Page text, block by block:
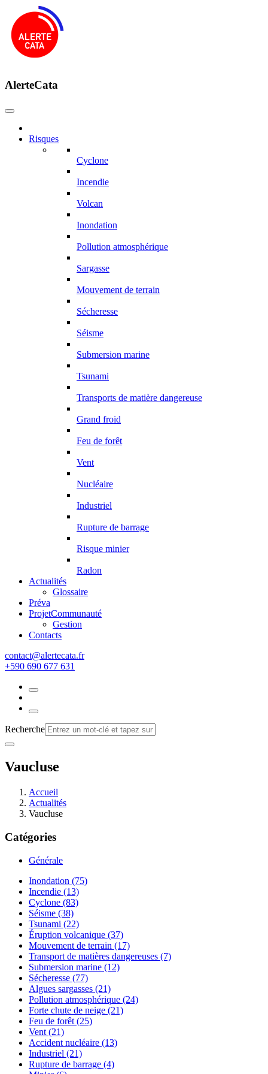
AlerteCata
Risques
Cyclone
Incendie
Volcan
Inondation
Pollution atmosphérique
Sargasse
Mouvement de terrain
Sécheresse
Séisme
Submersion marine
Tsunami
Transports de matière dangereuse
Grand froid
Feu de forêt
Vent
Nucléaire
Industriel
Rupture de barrage
Risque minier
Radon
Actualités
Glossaire
Préva
ProjetCommunauté
Gestion
Contacts
rf.atacetrela@tcatnoc
+590 690 677 631
Recherche
Vaucluse
Accueil
Actualités
Vaucluse
Catégories
Générale
Inondation (75)
Incendie (13)
Cyclone (83)
Séisme (38)
Tsunami (22)
Éruption volcanique (37)
Mouvement de terrain (17)
Transport de matières dangereuses (7)
Submersion marine (12)
Sécheresse (77)
Algues sargasses (21)
Pollution atmosphérique (24)
Forte chute de neige (21)
Feu de forêt (25)
Vent (21)
Accident nucléaire (13)
Industriel (21)
Rupture de barrage (4)